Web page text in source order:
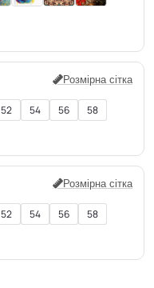
Розмірна сітка
52 54 56
58
Розмірна сітка
52 54 56
58